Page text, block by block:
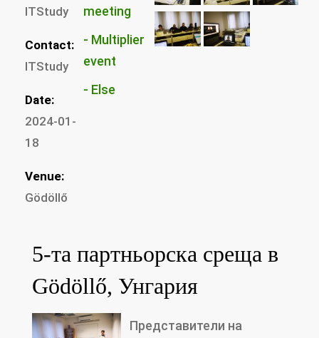
ITStudy
Contact:
ITStudy
Date:
2024-01-
18
Venue:
Gödöllő
Multiplier
Else
5-та партньорска среща в
Gödöllő, Унгария
Представители на